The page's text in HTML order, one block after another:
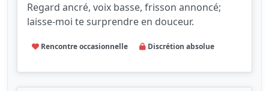
Regard ancré, voix basse, frisson annoncé;
laisse-moi te surprendre en douceur.
Rencontre occasionnelle Discrétion absolue